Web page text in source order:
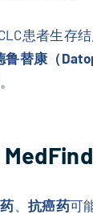
患者生存
鲁替康（
、抗癌药可